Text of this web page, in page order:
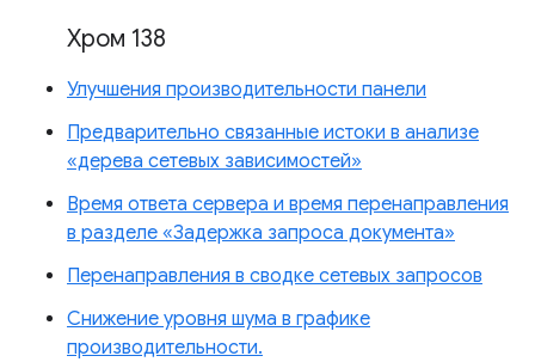
Хром 138
Улучшения производительности панели
Предварительно связанные истоки в анализе
«дерева сетевых зависимостей»
Время ответа сервера и время перенаправления
в разделе «Задержка запроса документа»
Перенаправления в сводке сетевых запросов
Снижение уровня шума в графике
производительности.